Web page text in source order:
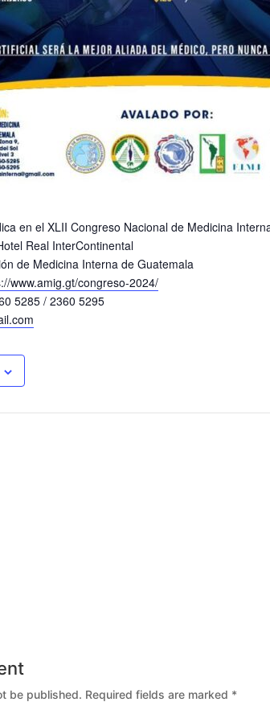
en el XLII Congreso Nacional de Medicina
Real InterContinental
de Medicina Interna de Guatemala
www.amig.gt/congreso-2024/
5285 / 2360 5295
be published. Required fields are marked *